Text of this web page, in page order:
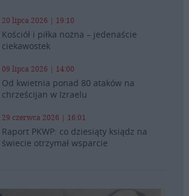
20 lipca 2026 | 19:10
Kościół i piłka nożna – jedenaście
ciekawostek
09 lipca 2026 | 14:00
Od kwietnia ponad 80 ataków na
chrześcijan w Izraelu
29 czerwca 2026 | 16:01
Raport PKWP: co dziesiąty ksiądz na
świecie otrzymał wsparcie